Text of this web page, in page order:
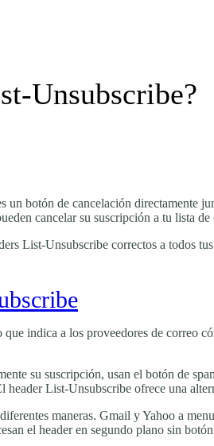
Unsubscribe?
un botón de cancelación
cancelar su suscripción a tu lista
List-Unsubscribe correctos a todos tus
indica a los proveedores de correo
su suscripción, usan el botón de
header List-Unsubscribe ofrece una
maneras. Gmail y Yahoo a
el header en segundo plano sin